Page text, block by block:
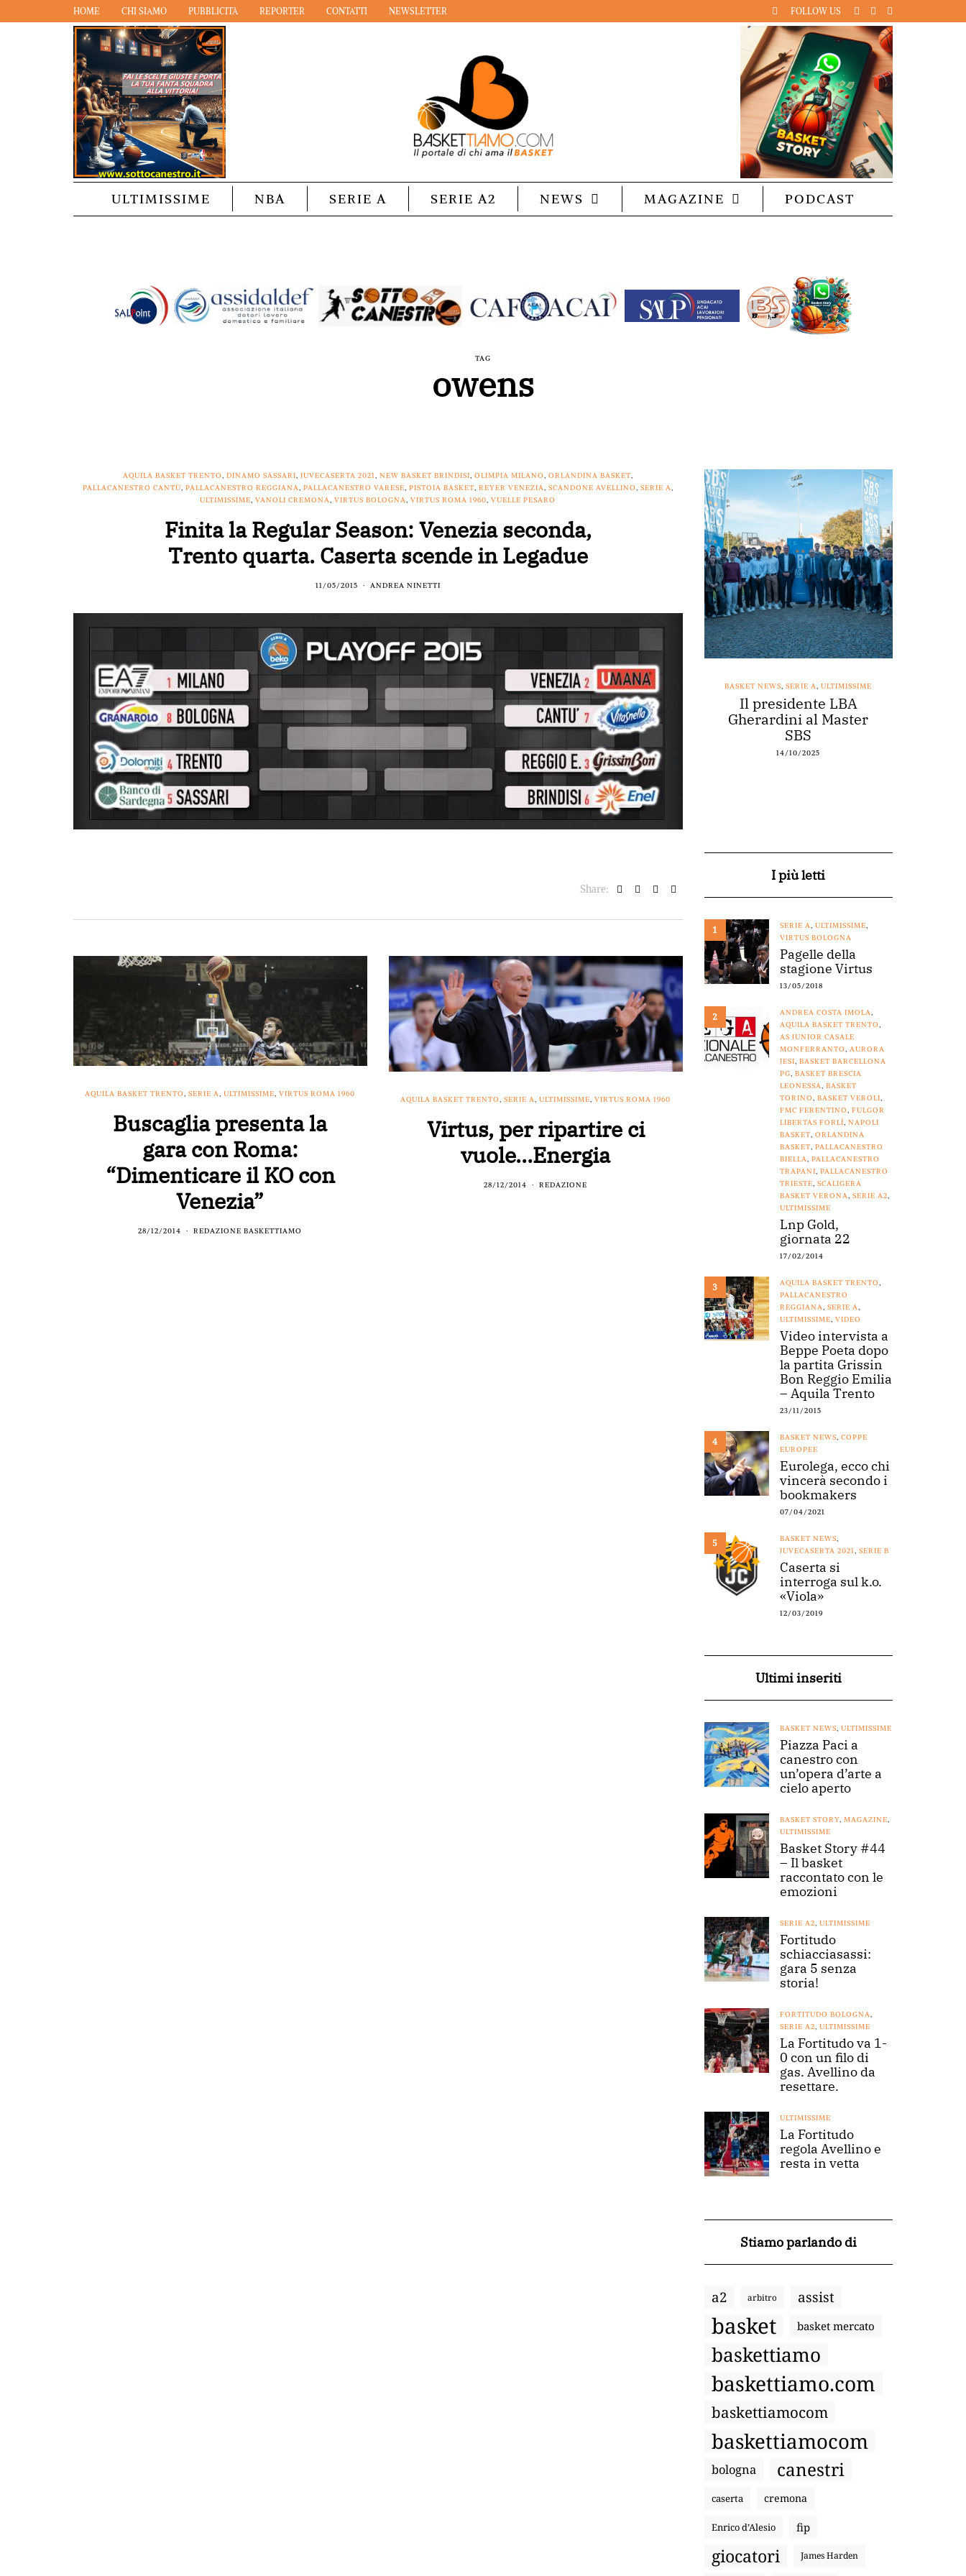
HOME CHI SIAMO PUBBLICITÀ REPORTER CONTATTI NEWSLETTER FOLLOW US
ULTIMISSIME NBA SERIE A SERIE A2 NEWS MAGAZINE PODCAST
TAG
owens
AQUILA BASKET TRENTO, DINAMO SASSARI, JUVECASERTA 2021, NEW BASKET BRINDISI, OLIMPIA MILANO, ORLANDINA BASKET,
PALLACANESTRO CANTÙ, PALLACANESTRO REGGIANA, PALLACANESTRO VARESE, PISTOIA BASKET, REYER VENEZIA, SCANDONE AVELLINO, SERIE A,
ULTIMISSIME,VANOLI CREMONA,VIRTUS BOLOGNA,VIRTUS ROMA 1960,VUELLE PESARO
Finita la Regular Season: Venezia seconda,
Trento quarta. Caserta scende in Legadue
11/05/2015 ANDREA NINETTI
Share:
AQUILA BASKET TRENTO,SERIE A,ULTIMISSIME,VIRTUS ROMA 1960
Buscaglia presenta la
gara con Roma:
“Dimenticare il KO con
Venezia”
28/12/2014 REDAZIONE BASKETTIAMO
AQUILA BASKET TRENTO,SERIE A,ULTIMISSIME,VIRTUS ROMA 1960
Virtus, per ripartire ci
vuole…Energia
28/12/2014 REDAZIONE
BASKET TORINO,BENEDETTO XIV CENTO,
BERGAMO BASKET 2014
PALLACANESTRO 2.015, FORTITUDO BOLOGNA,
NEW BASKET BRINDISI
PISTOIA BASKET,
BASKET VERONA,SCANDONE AVELLINO
SERIE
A2 , URANIA MILANO
Serie A2, le protagoniste
della stagione 2025-26
08/08/2025
BASKET NEWS,ULTIMISSIME
Alla Roig Arena di
Valencia arriva «The
14/07/2025
BASKET NEWS,ULTIMISSIME
Piazza Paci a canestro
con un’opera d’arte a
cielo aperto
17/06/2026
BASKET NEWS,SERIE A,ULTIMISSIME
Il presidente LBA
Gherardini al Master
SBS
14/10/2025
I più letti
1 SERIE A, ULTIMISSIME,
VIRTUS BOLOGNA
Pagelle della
stagione Virtus
13/05/2018
2 ANDREA COSTA IMOLA,
AQUILA BASKET TRENTO,
AS JUNIOR CASALE
MONFERRANTO, AURORA
JESI, BASKET BARCELLONA
PG, BASKET BRESCIA
LEONESSA, BASKET
TORINO, BASKET VEROLI,
FMC FERENTINO, FULGOR
LIBERTAS FORLÌ, NAPOLI
BASKET, ORLANDINA
BASKET, PALLACANESTRO
BIELLA, PALLACANESTRO
TRAPANI, PALLACANESTRO
TRIESTE, SCALIGERA
BASKET VERONA, SERIE A2,
ULTIMISSIME
Lnp Gold,
giornata 22
17/02/2014
3 AQUILA BASKET TRENTO,
PALLACANESTRO
REGGIANA, SERIE A,
ULTIMISSIME, VIDEO
Video intervista a
Beppe Poeta dopo
la partita Grissin
Bon Reggio Emilia
– Aquila Trento
23/11/2015
4 BASKET NEWS, COPPE
EUROPEE
Eurolega, ecco chi
vincerà secondo i
bookmakers
07/04/2021
5 BASKET NEWS,
JUVECASERTA 2021, SERIE B
Caserta si
interroga sul k.o.
«Viola»
12/03/2019
Ultimi inseriti
BASKET NEWS, ULTIMISSIME
Piazza Paci a
canestro con
un’opera d’arte a
cielo aperto
BASKET STORY, MAGAZINE,
ULTIMISSIME
Basket Story #44
– Il basket
raccontato con le
emozioni
SERIE A2, ULTIMISSIME
Fortitudo
schiacciasassi:
gara 5 senza
storia!
FORTITUDO BOLOGNA,
SERIE A2, ULTIMISSIME
La Fortitudo va 1-
0 con un filo di
gas. Avellino da
resettare.
ULTIMISSIME
La Fortitudo
regola Avellino e
resta in vetta
Stiamo parlando di
a2 arbitro assist
basket basket mercato
baskettiamo
baskettiamo.com
baskettiamocom
baskettiamocom
bologna canestri
caserta cremona
Enrico d’Alesio fip
giocatori James Harden